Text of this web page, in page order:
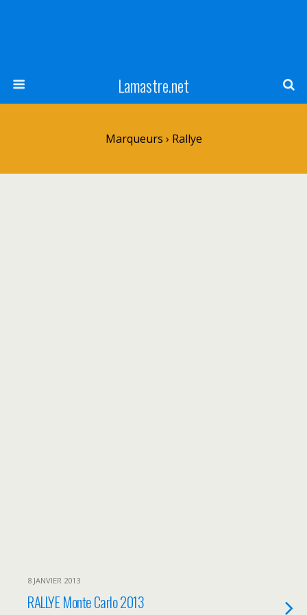
Lamastre.net
Marqueurs › Rallye
8 JANVIER 2013
RALLYE Monte Carlo 2013